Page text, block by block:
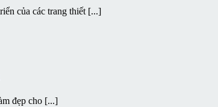
của các trang thiết [...]
đẹp cho [...]